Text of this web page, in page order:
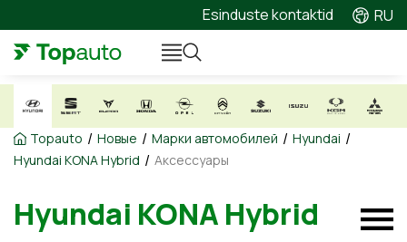
Esinduste kontaktid RU
Topauto / Новые / Марки автомобилей / Hyundai /
Hyundai KONA Hybrid / Аксессуары
Hyundai KONA Hybrid